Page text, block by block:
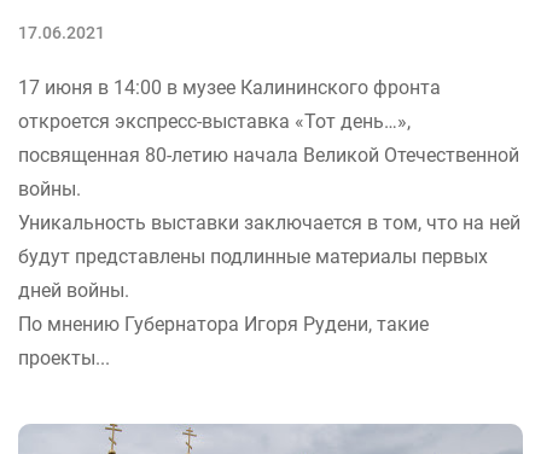
17.06.2021
17 июня в 14:00 в музее Калининского фронта
откроется экспресс-выставка «Тот день…»,
посвященная 80-летию начала Великой Отечественной
войны.
Уникальность выставки заключается в том, что на ней
будут представлены подлинные материалы первых
дней войны.
По мнению Губернатора Игоря Рудени, такие
проекты...